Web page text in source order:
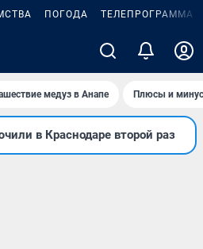
ПОГОДА ТЕЛЕПРОГРАММА
медуз в Анапе Плюсы и
в Краснодаре второй раз